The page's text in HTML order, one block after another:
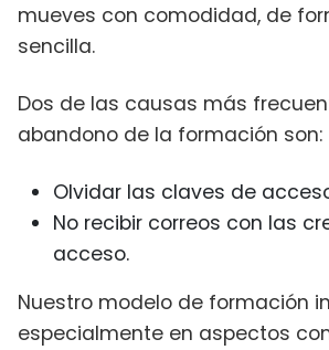
mueves con comodidad, de
sencilla.
Dos de las causas más
abandono de la formación son:
Olvidar las claves de
No recibir correos con las
acceso.
Nuestro modelo de formación
especialmente en aspectos